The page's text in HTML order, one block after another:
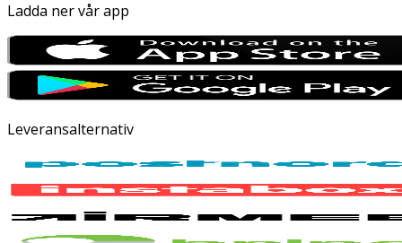
Ladda ner vår app
Leveransalternativ